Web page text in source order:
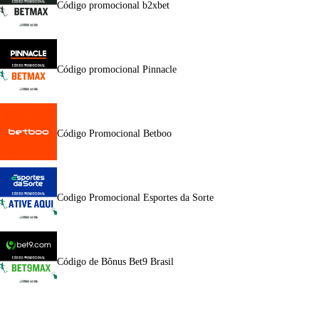
Código promocional b2xbet
Código promocional Pinnacle
Código Promocional Betboo
Codigo Promocional Esportes da Sorte
Código de Bônus Bet9 Brasil